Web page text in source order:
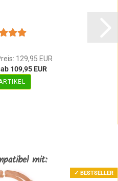
129,95 EUR
109,95 EUR
mit:
✓ BESTSELLER